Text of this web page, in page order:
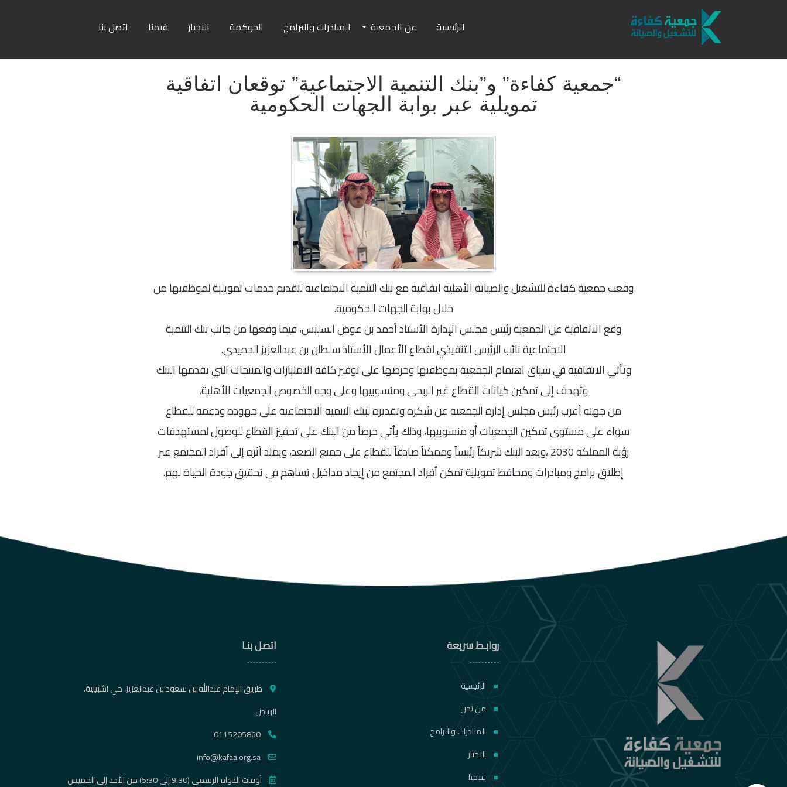
الرئيسية عن الجمعية المبادرات والبرامج الحوكمة الاخبار قيمنا اتصل بنا
“جمعية كفاءة” و”بنك التنمية الاجتماعية” توقعان اتفاقية
تمويلية عبر بوابة الجهات الحكومية
وقعت جمعية كفاءة للتشغيل والصيانة الأهلية اتفاقية مع بنك التنمية الاجتماعيةلتقديم خدمات تمويلية لموظفيهامن
خلال بوابة الجهات الحكومية.
وقع الاتفاقية عن الجمعية رئيس مجلس الإدارة الأستاذ أحمد بن عوض السليس، فيما وقعها من جانب بنك التنمية
الاجتماعية نائب الرئيس التنفيذي لقطاع الأعمال الأستاذ سلطان بن عبدالعزيز الحميدي.
وتأتي الاتفاقية في سياق اهتمام الجمعية بموظفيها وحرصها على توفير كافة الامتيازات والمنتجات التي يقدمها البنك
وتهدف إلى تمكين كيانات القطاع غير الربحي ومنسوبيها وعلى وجه الخصوص الجمعيات الأهلية.
من جهته أعرب رئيس مجلس إدارة الجمعية عن شكره وتقديره لبنك التنمية الاجتماعية على جهوده ودعمه للقطاع
سواء على مستوى تمكين الجمعيات أو منسوبيها، وذلك يأتي حرصاً من البنك على تحفيز القطاع للوصول لمستهدفات
رؤية المملكة 2030 ،ويعد البنك شريكاً رئيساً وممكناً صادقاً للقطاع على جميع الصعد، ويمتد أثره إلى أفراد المجتمع عبر
إطلاق برامج ومبادرات ومحافظ تمويلية تمكن أفراد المجتمع من إيجاد مداخيل تساهم في تحقيق جودة الحياة لهم.
روابـط سريعة
الرئيسية
من نحن
المبادرات والبرامج
الاخبار
قيمنا
اتصل بنـا
طريق الإمام عبدالله بن سعود بن عبدالعزيز، حي اشبيلية،
الرياض
0115205860
info@kafaa.org.sa
أوقات الدوام الرسمي (9:30 إلى 5:30) من الأحد إلى الخميس